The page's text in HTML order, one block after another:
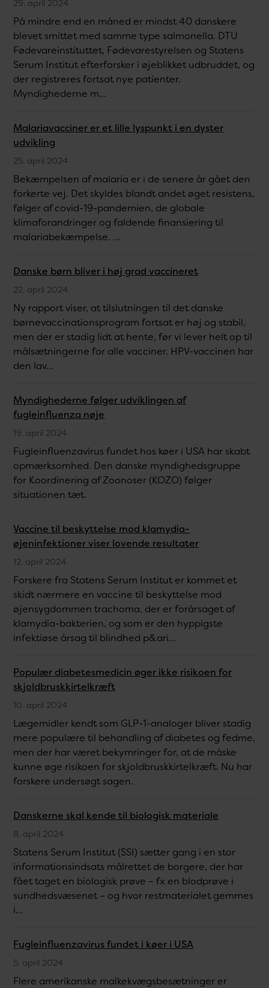
29. april 2024
På mindre end en måned er mindst 40 danskere
blevet smittet med samme type salmonella. DTU
Fødevareinstituttet, Fødevarestyrelsen og Statens
Serum Institut efterforsker i øjeblikket udbruddet, og
der registreres fortsat nye patienter.
Myndighederne m...
Malariavacciner er et lille lyspunkt i en dyster
udvikling
25. april 2024
Bekæmpelsen af malaria er i de senere år gået den
forkerte vej. Det skyldes blandt andet øget resistens,
følger af covid-19-pandemien, de globale
klimaforandringer og faldende finansiering til
malariabekæmpelse. ...
Danske børn bliver i høj grad vaccineret
22. april 2024
Ny rapport viser, at tilslutningen til det danske
børnevaccinationsprogram fortsat er høj og stabil,
men der er stadig lidt at hente, før vi lever helt op til
målsætningerne for alle vacciner. HPV-vaccinen har
den lav...
Myndighederne følger udviklingen af
fugleinfluenza nøje
19. april 2024
Fugleinfluenzavirus fundet hos køer i USA har skabt
opmærksomhed. Den danske myndighedsgruppe
for Koordinering af Zoonoser (KOZO) følger
situationen tæt.
Vaccine til beskyttelse mod klamydia-
øjeninfektioner viser lovende resultater
12. april 2024
Forskere fra Statens Serum Institut er kommet et
skidt nærmere en vaccine til beskyttelse mod
øjensygdommen trachoma, der er forårsaget af
klamydia-bakterien, og som er den hyppigste
infektiøse årsag til blindhed p&ari...
Populær diabetesmedicin øger ikke risikoen for
skjoldbruskkirtelkræft
10. april 2024
Lægemidler kendt som GLP-1-analoger bliver stadig
mere populære til behandling af diabetes og fedme,
men der har været bekymringer for, at de måske
kunne øge risikoen for skjoldbruskkirtelkræft. Nu har
forskere undersøgt sagen.
Danskerne skal kende til biologisk materiale
8. april 2024
Statens Serum Institut (SSI) sætter gang i en stor
informationsindsats målrettet de borgere, der har
fået taget en biologisk prøve – fx en blodprøve i
sundhedsvæsenet – og hvor restmaterialet gemmes
i...
Fugleinfluenzavirus fundet i køer i USA
5. april 2024
Flere amerikanske malkekvægsbesætninger er